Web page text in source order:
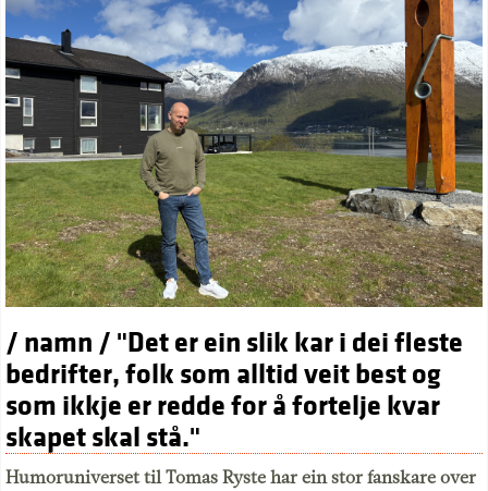
/ namn / "Det er ein slik kar i dei fleste
bedrifter, folk som alltid veit best og
som ikkje er redde for å fortelje kvar
skapet skal stå."
Humoruniverset til Tomas Ryste har ein stor fanskare over